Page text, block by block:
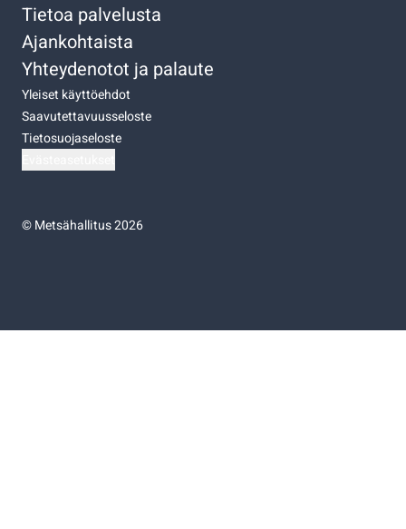
Tietoa palvelusta
Ajankohtaista
Yhteydenotot ja palaute
Yleiset käyttöehdot
Saavutettavuusseloste
Tietosuojaseloste
©Metsähallitus 2026